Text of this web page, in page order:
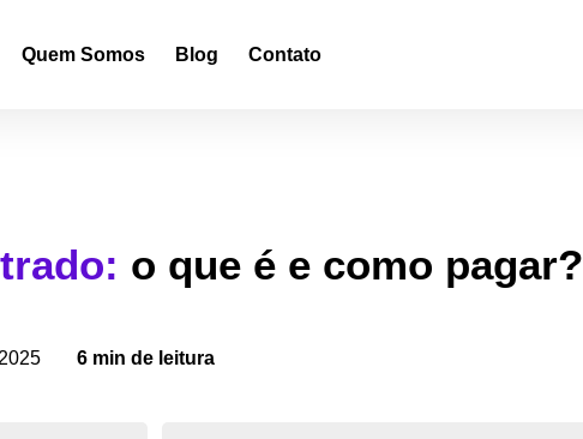
Quem Somos Blog Contato
o que é e como pagar?
6 min de leitura